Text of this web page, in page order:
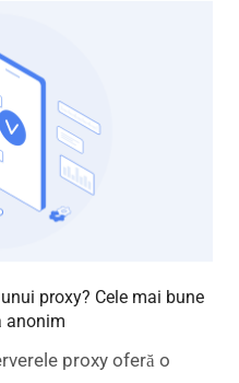
proxy? Cele mai bune
anonim
proxy oferă o